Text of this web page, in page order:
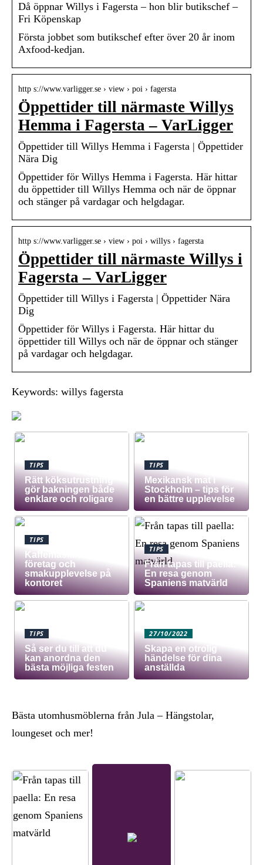
Då öppnar Willys i Fagersta – hon blir butikschef –
Fri Köpenskap
Första jobbet som butikschef efter över 20 år inom
Axfood-kedjan.
http s://www.varligger.se › view › poi › fagersta
Öppettider till närmaste Willys
Hemma i Fagersta – VarLigger
Öppettider till Willys Hemma i Fagersta | Öppettider
Nära Dig
Öppettider för Willys Hemma i Fagersta. Här hittar
du öppettider till Willys Hemma och när de öppnar
och stänger på vardagar och helgdagar.
http s://www.varligger.se › view › poi › willys › fagersta
Öppettider till närmaste Willys i
Fagersta – VarLigger
Öppettider till Willys i Fagersta | Öppettider Nära
Dig
Öppettider för Willys i Fagersta. Här hittar du
öppettider till Willys och när de öppnar och stänger
på vardagar och helgdagar.
Keywords: willys fagersta
TIPS
Rätt köksutrustning
gör bakningen både
enklare och roligare
TIPS
Mexikansk mat i
Stockholm – tips för
en bättre upplevelse
TIPS
Kaffemaskin för
företag och
smakupplevelse på
kontoret
TIPS
Från tapas till paella:
En resa genom
Spaniens matvärld
TIPS
Så ser du till att du
kan anordna den
bästa möjliga festen
27/10/2022
Skapa en otrolig
händelse för dina
anställda
Bästa utomhusmöblerna från Jula – Hängstolar,
loungeset och mer!